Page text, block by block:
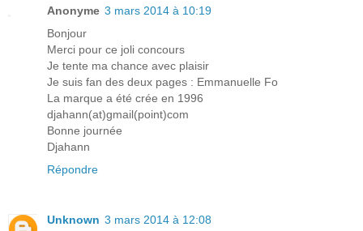
Anonyme 3 mars 2014 à 10:19
Bonjour
Merci pour ce joli concours
Je tente ma chance avec plaisir
Je suis fan des deux pages : Emmanuelle Fo
La marque a été crée en 1996
djahann(at)gmail(point)com
Bonne journée
Djahann
Répondre
Unknown 3 mars 2014 à 12:08